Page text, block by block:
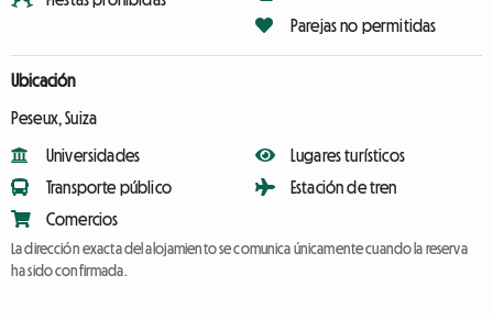
Parejas no permitidas
Ubicación
Peseux, Suiza
Universidades
Transporte público
Comercios
Lugares turísticos
Estación de tren
La dirección exacta del alojamiento se comunica únicamente cuando la reserva
ha sido confirmada.